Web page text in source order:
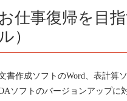
お仕事復帰を目
）
書作成ソフトのWord、表計算
ソフトのバージョンアップに